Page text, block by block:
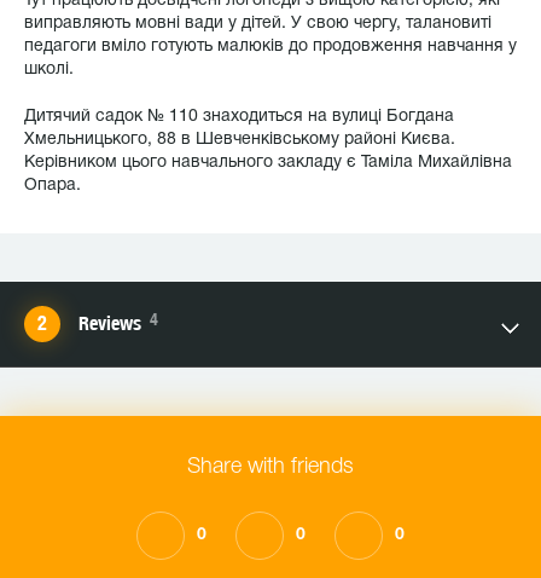
виправляють мовні вади у дітей. У свою чергу, талановиті
педагоги вміло готують малюків до продовження навчання у
школі.
Дитячий садок № 110 знаходиться на вулиці Богдана
Хмельницького, 88 в Шевченківському районі Києва.
Керівником цього навчального закладу є Таміла Михайлівна
Опара.
Reviews 4
Share with friends
0 0 0